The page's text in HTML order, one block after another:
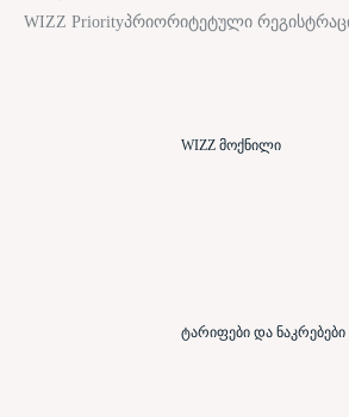
WIZZ Priorityპრიორიტეტული
WIZZ მოქნილი
ტარიფები და ნაკრებები